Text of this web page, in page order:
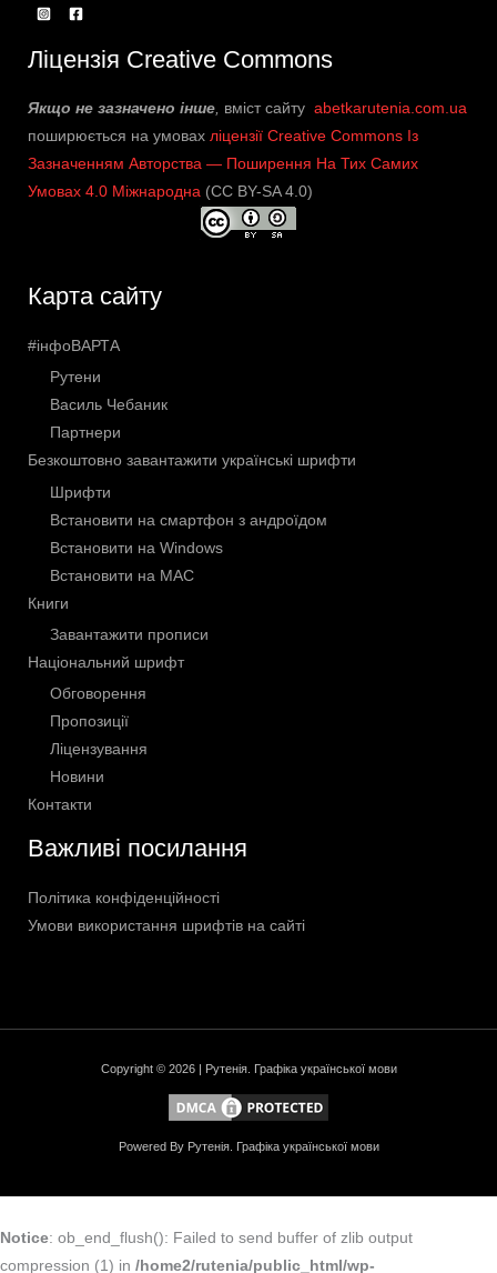
Ліцензія Creative Commons
Якщо не зазначено інше, вміст сайту abetkarutenia.com.ua
поширюється на умовах ліцензії Creative Commons Із
Зазначенням Авторства — Поширення На Тих Самих
Умовах 4.0 Міжнародна (CC BY-SA 4.0)
Карта сайту
#інфоВАРТА
Рутени
Василь Чебаник
Партнери
Безкоштовно завантажити українські шрифти
Шрифти
Встановити на смартфон з андроїдом
Встановити на Windows
Встановити на МАС
Книги
Завантажити прописи
Національний шрифт
Обговорення
Пропозиції
Ліцензування
Новини
Контакти
Важливі посилання
Політика конфіденційності
Умови використання шрифтів на сайті
Copyright © 2026 | Рутенія. Графіка української мови
Powered By Рутенія. Графіка української мови
Notice: ob_end_flush(): Failed to send buffer of zlib output
compression (1) in /home2/rutenia/public_html/wp-